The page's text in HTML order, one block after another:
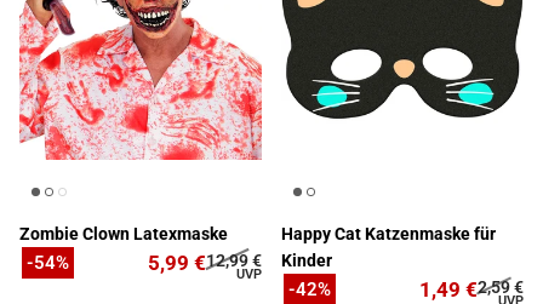
Zombie Clown Latexmaske
5,99 €12,99 €
-54%
Happy Cat Katzenmaske für
Kinder
1,49 €2,59 €
-42%